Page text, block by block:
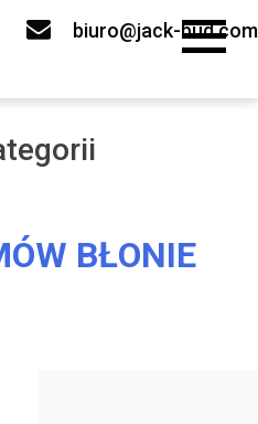
biuro@jack-bud.com
BŁONIE